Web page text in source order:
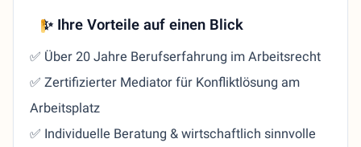
✨ Ihre Vorteile auf einen Blick
✅ Über 20 Jahre Berufserfahrung im Arbeitsrecht
✅ Zertifizierter Mediator für Konfliktlösung am
Arbeitsplatz
✅ Individuelle Beratung & wirtschaftlich sinnvolle